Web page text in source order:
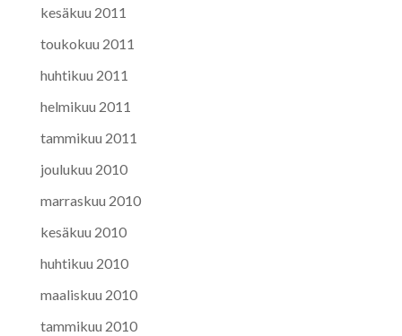
kesäkuu 2011
toukokuu 2011
huhtikuu 2011
helmikuu 2011
tammikuu 2011
joulukuu 2010
marraskuu 2010
kesäkuu 2010
huhtikuu 2010
maaliskuu 2010
tammikuu 2010